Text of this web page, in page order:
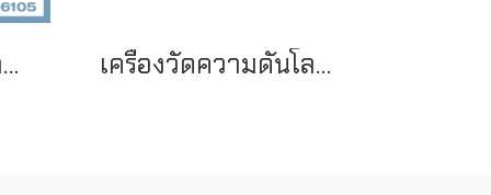
เครื่องวัดความดันโลหิตอัตโนมัติ ยี่ห้อ TERUMO รุ่น W1200 เครื่องวัดความดันโลหิตอัตโนมัติ ยี่ห้อ OMRON สำหรับข้อมือ รุ่น HEM-6161